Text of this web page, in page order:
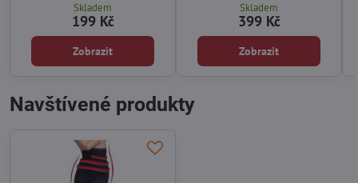
Skladem
199 Kč
Zobrazit
Skladem
399 Kč
Zobrazit
Navštívené produkty